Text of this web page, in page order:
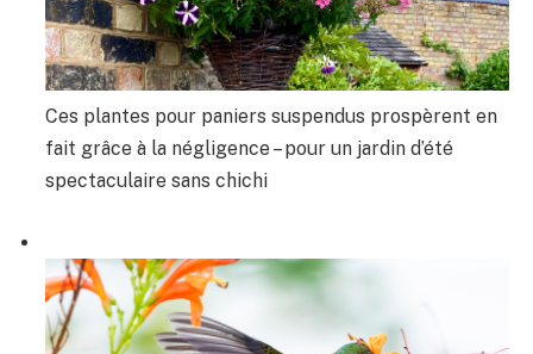
Ces plantes pour paniers suspendus prospèrent en
fait grâce à la négligence – pour un jardin d’été
spectaculaire sans chichi